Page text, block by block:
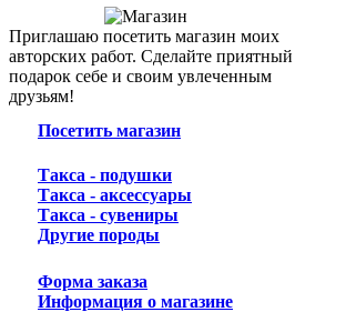
Приглашаю посетить магазин моих
авторских работ. Сделайте приятный
подарок себе и своим увлеченным
друзьям!
Посетить магазин
Такса - подушки
Такса - аксессуары
Такса - сувениры
Другие породы
Форма заказа
Информация о магазине